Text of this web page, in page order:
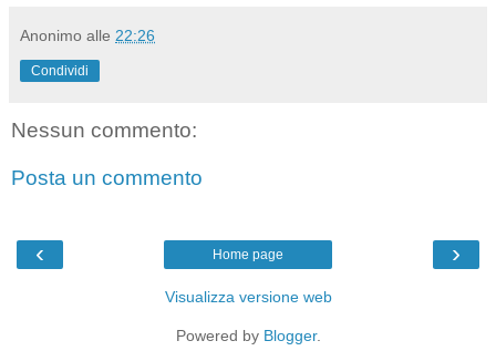
Anonimo alle 22:26
Condividi
Nessun commento:
Posta un commento
‹ ›
Home page
Visualizza versione web
Powered by Blogger.